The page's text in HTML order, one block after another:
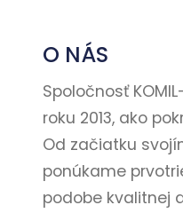
O NÁS
Spoločnosť
roku 2013, ako
Od začiatku
ponúkame
podobe kvalitnej